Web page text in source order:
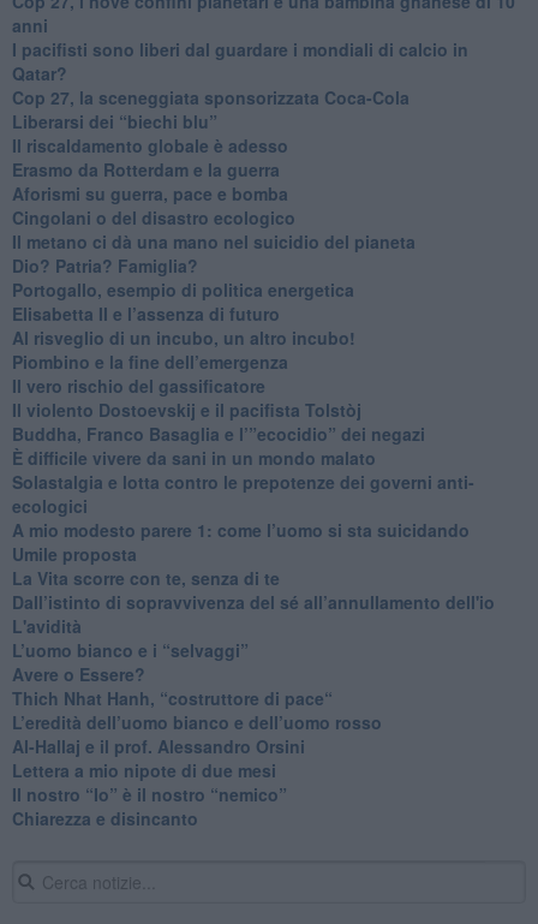
anni
​I pacifisti sono liberi dal guardare i mondiali di calcio in
Qatar?
​Cop 27, la sceneggiata sponsorizzata Coca-Cola
​Liberarsi dei “biechi blu”
Il riscaldamento globale è adesso
​Erasmo da Rotterdam e la guerra
​Aforismi su guerra, pace e bomba
Cingolani o del disastro ecologico
​Il metano ci dà una mano nel suicidio del pianeta
​Dio? Patria? Famiglia?
Portogallo, esempio di politica energetica
​Elisabetta II e l’assenza di futuro
Al risveglio di un incubo, un altro incubo!
​Piombino e la fine dell’emergenza
​Il vero rischio del gassificatore
​Il violento Dostoevskij e il pacifista Tolstòj
​Buddha, Franco Basaglia e l’”ecocidio” dei negazi
​È difficile vivere da sani in un mondo malato
Solastalgia e lotta contro le prepotenze dei governi anti-
ecologici
​A mio modesto parere 1: come l’uomo si sta suicidando
​Umile proposta
​La Vita scorre con te, senza di te
​Dall’istinto di sopravvivenza del sé all’annullamento dell'io
L'avidità
​L’uomo bianco e i “selvaggi”
​Avere o Essere?
​Thich Nhat Hanh, “costruttore di pace“
​L’eredità dell’uomo bianco e dell’uomo rosso
Al-Hallaj e il prof. Alessandro Orsini
​Lettera a mio nipote di due mesi
​Il nostro “Io” è il nostro “nemico”
​Chiarezza e disincanto